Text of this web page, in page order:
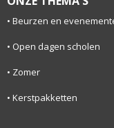
Beurzen en
Open dagen scholen
Zomer
Kerstpakketten